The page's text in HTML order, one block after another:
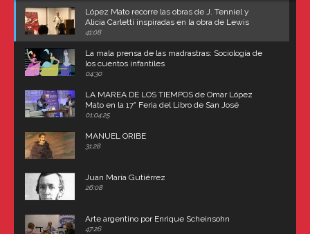
López Mato recorre las obras de J. Tenniel y
Alicia Carletti inspiradas en la obra de Lewis
Carroll
41:08
La mala prensa de las madrastras: Sociología de
los cuentos infantiles
04:30
LA MAREA DE LOS TIEMPOS de Omar López
Mato en la 17° Feria del Libro de San José
(Uruguay)
01:04:25
MANUEL ORIBE
31:28
Juan María Gutiérrez
26:08
Arte argentino por Enrique Scheinsohn
47:26